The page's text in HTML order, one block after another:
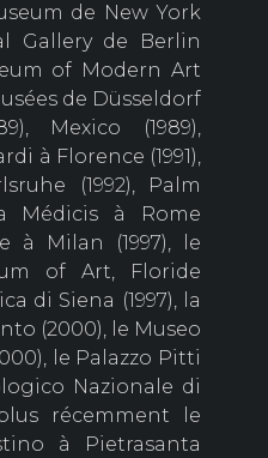
de New York
Gallery de Berlin
of Modern Art
de Düsseldorf
Mexico (1989),
à Florence (1991),
(1992), Palm
Médicis à Rome
à Milan (1997), le
of Art, Floride
di Siena (1997), la
(2000), le Museo
le Palazzo Pitti
Nazionale di
récemment le
à Pietrasanta